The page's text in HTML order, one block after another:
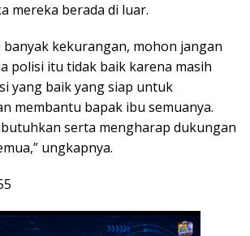
mereka berada di luar.
banyak kekurangan, mohon jangan
polisi itu tidak baik karena masih
yang baik yang siap untuk
membantu bapak ibu semuanya.
serta mengharap dukungan
ungkapnya.